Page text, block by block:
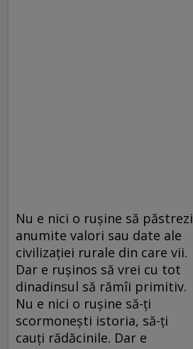
Nu e nici o rușine să păstrezi
anumite valori sau date ale
civilizației rurale din care vii.
Dar e rușinos să vrei cu tot
dinadinsul să rămîi primitiv.
Nu e nici o rușine să-ți
scormonești istoria, să-ți
cauți rădăcinile. Dar e